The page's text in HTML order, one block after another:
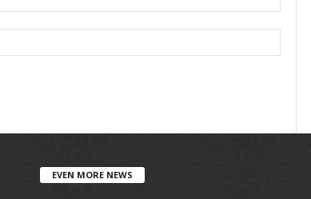
EVEN MORE NEWS